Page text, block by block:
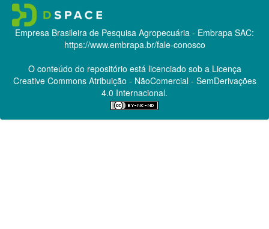
Empresa Brasileira de Pesquisa Agropecuária - Embrapa SAC:
https://www.embrapa.br/fale-conosco
O conteúdo do repositório está licenciado sob a Licença
Creative CommonsAtribuição - NãoComercial - SemDerivações
4.0 Internacional.